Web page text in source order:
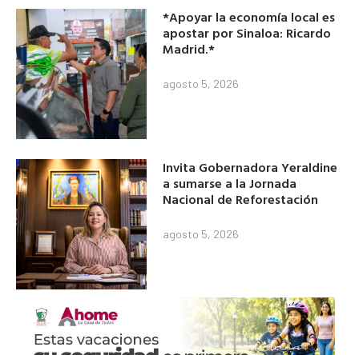
*Apoyar la economía local es
apostar por Sinaloa: Ricardo
Madrid.*
agosto 5, 2026
Invita Gobernadora Yeraldine
a sumarse a la Jornada
Nacional de Reforestación
agosto 5, 2026